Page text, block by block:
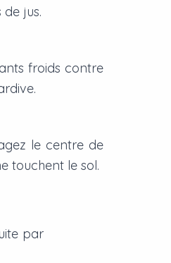
jus.
froids contre
le centre de
touchent le sol.
par